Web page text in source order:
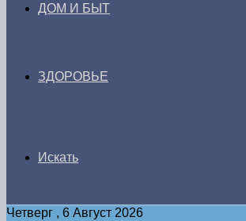
ДОМ И БЫТ
ЗДОРОВЬЕ
Искать
Четверг , 6 Август 2026